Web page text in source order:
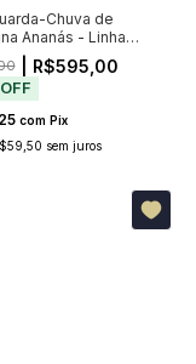
Chuva de
Ananás - Linha
| R$595,00
OFF
com Pix
sem juros